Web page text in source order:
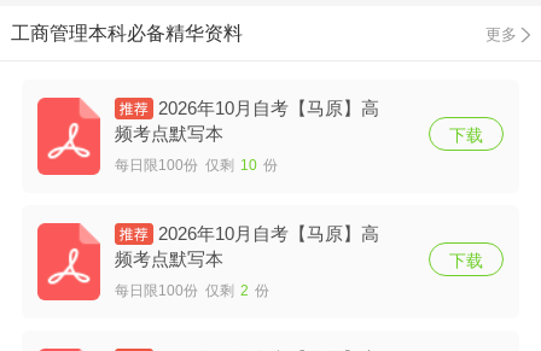
工商管理本科必备精华资料 更多
2026年10月自考【马原】高
频考点默写本
每日限100份 仅剩 10 份
下载
2026年10月自考【马原】高
频考点默写本
每日限100份 仅剩 2 份
下载